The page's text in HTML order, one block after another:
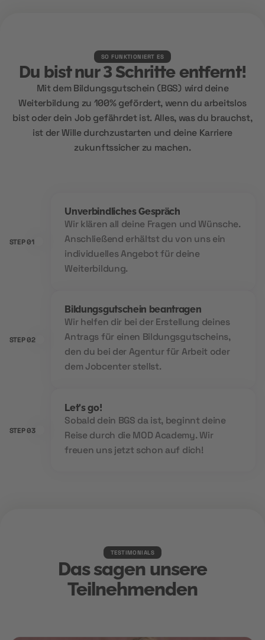
SO FUNKTIONIERT ES
Du bist nur 3 Schritte entfernt!
Mit dem Bildungsgutschein (BGS) wird deine
Weiterbildung zu 100% gefördert, wenn du arbeitslos
bist oder dein Job gefährdet ist. Alles, was du brauchst,
ist der Wille durchzustarten und deine Karriere
zukunftssicher zu machen.
STEP 01
Unverbindliches Gespräch
Wir klären all deine Fragen und Wünsche.
Anschließend erhältst du von uns ein
individuelles Angebot für deine
Weiterbildung.
STEP 02
Bildungsgutschein beantragen
Wir helfen dir bei der Erstellung deines
Antrags für einen Bildungsgutscheins,
den du bei der Agentur für Arbeit oder
dem Jobcenter stellst.
STEP 03
Let's go!
Sobald dein BGS da ist, beginnt deine
Reise durch die MOD Academy. Wir
freuen uns jetzt schon auf dich!
TESTIMONIALS
Das sagen unsere
Teilnehmenden